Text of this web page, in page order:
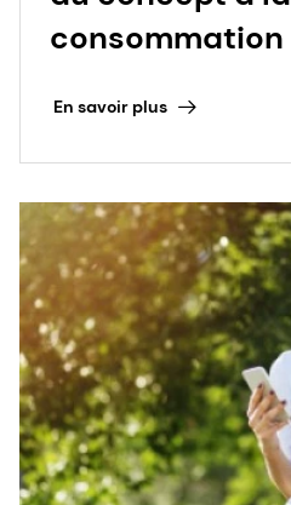
consommation
En savoir plus